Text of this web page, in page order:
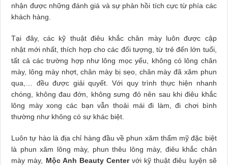
nhận được những đánh giá và sự phản hồi tích cực từ phía các
khách hàng.
Tại đây, các kỹ thuật điêu khắc chân mày luôn được cập
nhật mới nhất, thích hợp cho các đối tượng, từ trẻ đến lớn tuổi,
tất cả các trường hợp như lông mọc yếu, không có lông chân
mày, lông mày nhợt, chân mày bị sẹo, chân mày đã xăm phun
qua,… đều được giải quyết. Với quy trình thực hiện nhanh
chóng, không đau đớn, không sưng đỏ nên sau khi điêu khắc
lông mày xong các bạn vẫn thoải mái đi làm, đi chơi bình
thường như không có sự khác biệt.
Luôn tự hào là địa chỉ hàng đầu về phun xăm thẩm mỹ đặc biệt
là phun xăm lông mày, phun thêu lông mày, điêu khắc chân
mày mày, Mộc Anh Beauty Centervới kỹ thuật điêu luyện sẽ